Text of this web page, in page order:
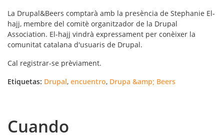
La Drupal&Beers comptarà amb la presència de Stephanie El-
hajj, membre del comitè organitzador de la Drupal
Association. El-hajj vindrà expressament per conèixer la
comunitat catalana d'usuaris de Drupal.
Cal registrar-se prèviament.
Etiquetas: Drupal, encuentro, Drupa &amp; Beers
Cuando